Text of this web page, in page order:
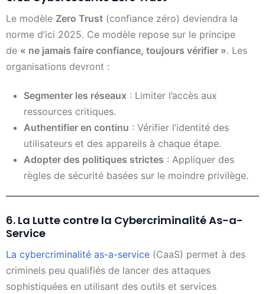
Le modèle Zero Trust (confiance zéro) deviendra la
norme d’ici 2025. Ce modèle repose sur le principe
de « ne jamais faire confiance, toujours vérifier ». Les
organisations devront :
Segmenter les réseaux : Limiter l’accès aux
ressources critiques.
Authentifier en continu : Vérifier l’identité des
utilisateurs et des appareils à chaque étape.
Adopter des politiques strictes : Appliquer des
règles de sécurité basées sur le moindre privilège.
6. La Lutte contre la Cybercriminalité As-a-
Service
La cybercriminalité as-a-service (CaaS) permet à des
criminels peu qualifiés de lancer des attaques
sophistiquées en utilisant des outils et services